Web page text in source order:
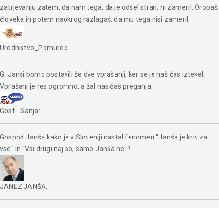
zatrjevanju zatem, da nam tega, da je odšel stran, ni zameril. Oropaš
človeka in potem naokrog razlagaš, da mu tega nisi zameril.
Urednistvo_Pomurec:
G. Janši bomo postavili še dve vprašanji, ker se je naš čas iztekel.
Vprašanj je res ogromno, a žal nas čas preganja.
Gost - Sanja:
Gospod Janša kako je v Sloveniji nastal fenomen "Janša je kriv za
vse" in "Vsi drugi naj so, samo Janša ne"?
JANEZ JANŠA: